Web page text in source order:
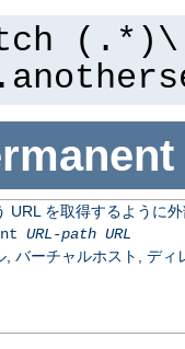
URL を取得するように
URL-path URL
, バーチャルホスト, ディ